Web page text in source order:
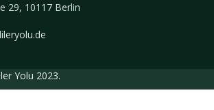
29, 10117 Berlin
Yolu 2023.